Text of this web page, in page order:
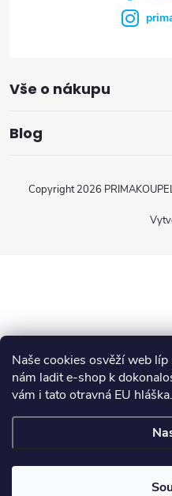
Naše cookies osvěží web
nám ladit e-shop k
vám i tato otravná EU hláška.
Vše o nákupu
Blog
Copyright 2026